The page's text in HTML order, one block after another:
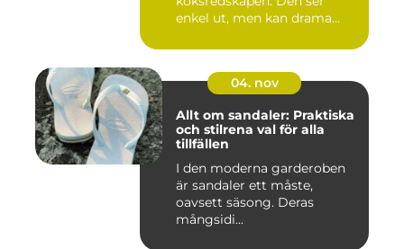
enkel ut, men kan drama...
04. nov
Allt om sandaler: Praktiska
och stilrena val för alla
tillfällen
I den moderna garderoben
är sandaler ett måste,
oavsett säsong. Deras
mångsidi...